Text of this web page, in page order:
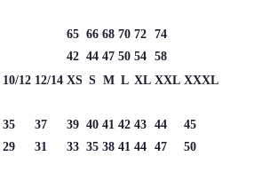
65 66 68 70 72 74
42 44 47 50 54 58
10/12 12/14 XS S M L XL XXL XXXL
35 37 39 40 41 42 43 44
45
29 31 33 35 38 41 44 47
50